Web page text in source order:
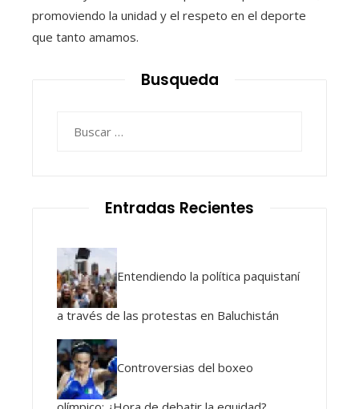
promoviendo la unidad y el respeto en el deporte
que tanto amamos.
Busqueda
Entradas Recientes
Entendiendo la política paquistaní
a través de las protestas en Baluchistán
Controversias del boxeo